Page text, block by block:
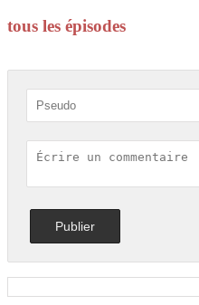
tous les épisodes